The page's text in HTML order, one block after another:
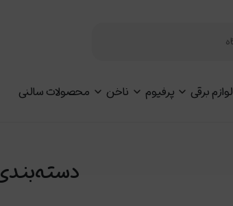
لوازم برقی پرفیوم ناخن محصولات سالنی